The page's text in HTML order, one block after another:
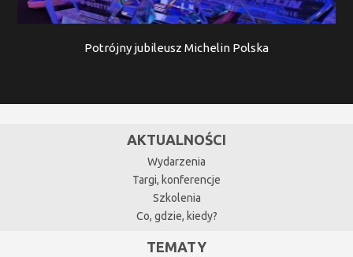
Potrójny jubileusz Michelin Polska
AKTUALNOŚCI
Wydarzenia
Targi, konferencje
Szkolenia
Co, gdzie, kiedy?
TEMATY